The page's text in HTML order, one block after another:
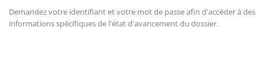
Demandez votre identifiant et votre mot de passe afin d'accéder à des
informations spécifiques de l'état d'avancement du dossier.